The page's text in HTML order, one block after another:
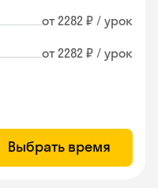
от 2282 ₽ / урок
от 2282 ₽ / урок
Выбрать время